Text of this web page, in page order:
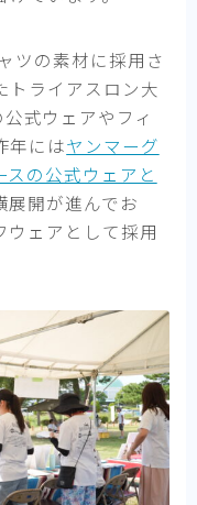
ツの素材に採用さ
トライアスロン大
式ウェアやフィ
年にはヤンマーグ
の公式ウェアと
展開が進んでお
ウェアとして採用